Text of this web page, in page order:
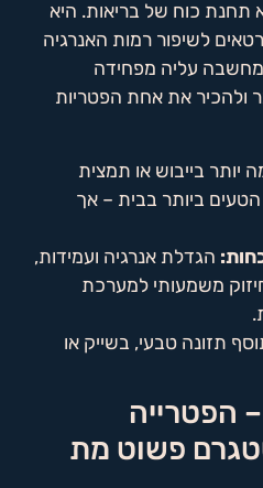
תחנת כוח של בריאות. היא
לשיפור רמות האנרגיה
עליה מפחידה
ולהכיר את אחת הפטריות
יותר בייבוש או תמצית
ביותר בבית – אך
הגדלת אנרגיה ועמידות,
משמעותי למערכת
תזונה טבעי, בשייק או
– הפטרייה
פשוט מת